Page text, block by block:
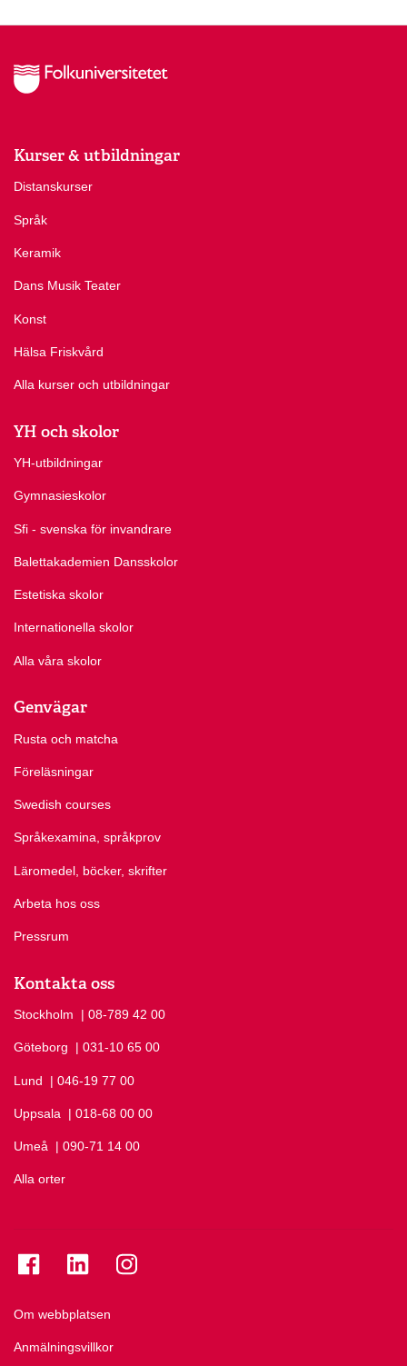
Kurser & utbildningar
Distanskurser
Språk
Keramik
Dans Musik Teater
Konst
Hälsa Friskvård
Alla kurser och utbildningar
YH och skolor
YH-utbildningar
Gymnasieskolor
Sfi - svenska för invandrare
Balettakademien Dansskolor
Estetiska skolor
Internationella skolor
Alla våra skolor
Genvägar
Rusta och matcha
Föreläsningar
Swedish courses
Språkexamina, språkprov
Läromedel, böcker, skrifter
Arbeta hos oss
Pressrum
Kontakta oss
Stockholm Ring Stockholm på
| 08-789 42 00
Göteborg Ring Göteborg på
| 031-10 65 00
Lund Ring Lund på
| 046-19 77 00
Uppsala Ring Uppsala på
| 018-68 00 00
Umeå Ring Umeå på
| 090-71 14 00
Alla orter
Om webbplatsen
Anmälningsvillkor
Se folkuniversitetet på Facebook
Se folkuniversitetet på LinkedIn